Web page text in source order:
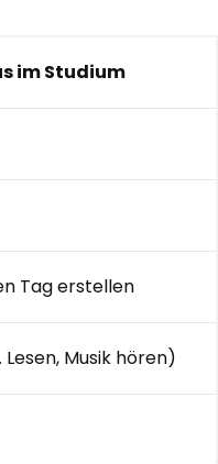
im Studium
Tag erstellen
Musik hören)